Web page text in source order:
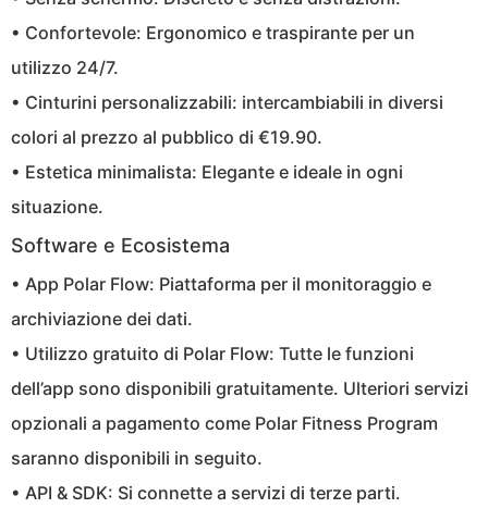
• Confortevole: Ergonomico e traspirante per un
utilizzo 24/7.
• Cinturini personalizzabili: intercambiabili in diversi
colori al prezzo al pubblico di €19.90.
• Estetica minimalista: Elegante e ideale in ogni
situazione.
Software e Ecosistema
• App Polar Flow: Piattaforma per il monitoraggio e
archiviazione dei dati.
• Utilizzo gratuito di Polar Flow: Tutte le funzioni
dell’app sono disponibili gratuitamente. Ulteriori servizi
opzionali a pagamento come Polar Fitness Program
saranno disponibili in seguito.
• API & SDK: Si connette a servizi di terze parti.